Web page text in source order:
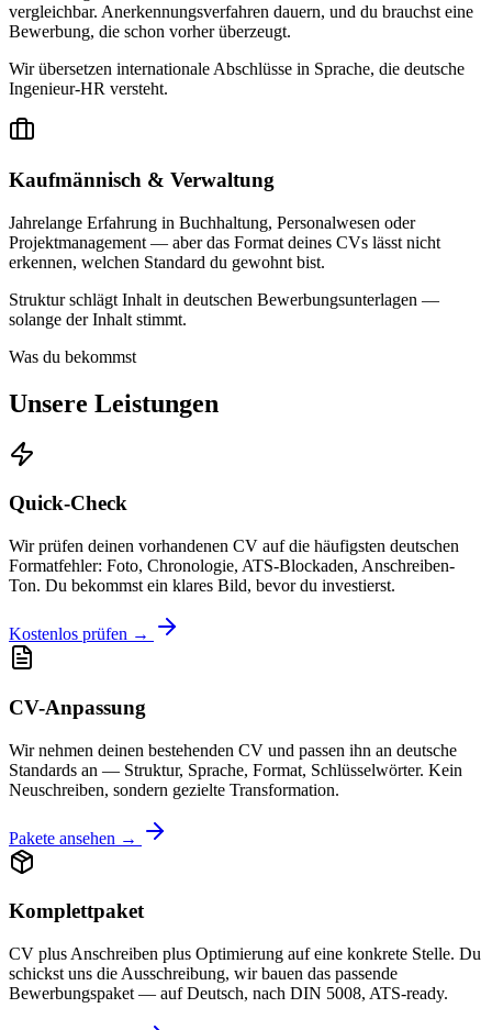
vergleichbar. Anerkennungsverfahren dauern, und du brauchst eine
Bewerbung, die schon vorher überzeugt.
Wir übersetzen internationale Abschlüsse in Sprache, die deutsche
Ingenieur-HR versteht.
Kaufmännisch & Verwaltung
Jahrelange Erfahrung in Buchhaltung, Personalwesen oder
Projektmanagement — aber das Format deines CVs lässt nicht
erkennen, welchen Standard du gewohnt bist.
Struktur schlägt Inhalt in deutschen Bewerbungsunterlagen —
solange der Inhalt stimmt.
Was du bekommst
Unsere Leistungen
Quick-Check
Wir prüfen deinen vorhandenen CV auf die häufigsten deutschen
Formatfehler: Foto, Chronologie, ATS-Blockaden, Anschreiben-
Ton. Du bekommst ein klares Bild, bevor du investierst.
Kostenlos prüfen →
CV-Anpassung
Wir nehmen deinen bestehenden CV und passen ihn an deutsche
Standards an — Struktur, Sprache, Format, Schlüsselwörter. Kein
Neuschreiben, sondern gezielte Transformation.
Pakete ansehen →
Komplettpaket
CV plus Anschreiben plus Optimierung auf eine konkrete Stelle. Du
schickst uns die Ausschreibung, wir bauen das passende
Bewerbungspaket — auf Deutsch, nach DIN 5008, ATS-ready.